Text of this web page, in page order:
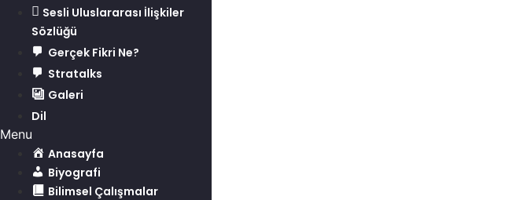
Sesli Uluslararası İlişkiler
Sözlüğü
Gerçek Fikri Ne?
Stratalks
Galeri
Dil
Menu
Anasayfa
Biyografi
Bilimsel Çalışmalar